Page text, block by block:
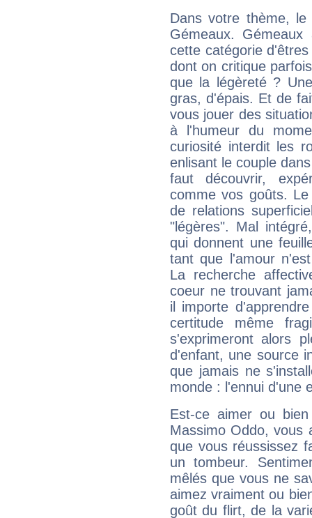
Dans votre thème,
Gémeaux.
cette catégorie
dont on critique
que la légèreté ?
gras, d'épais. Et de
vous jouer des
à l'humeur du
curiosité interdit les
enlisant le couple
faut découvrir,
comme vos goûts.
de relations
"légères". Mal
qui donnent une
tant que l'amour
La recherche
coeur ne trouvant
il importe
certitude même
s'exprimeront alors
d'enfant, une source
que jamais ne
monde : l'ennui d'une
Est-ce aimer ou
Massimo Oddo, vous
que vous réussissez
un tombeur.
mêlés que vous ne
aimez vraiment ou
goût du flirt, de la